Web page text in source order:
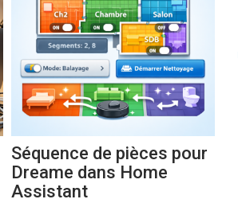
Séquence de pièces pour
Dreame dans Home
Assistant